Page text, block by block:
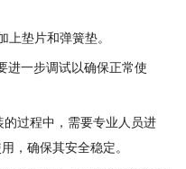
垫片和弹簧垫。
进一步调试以确保正常使
过程中，需要专业人员进
，确保其安全稳定。